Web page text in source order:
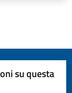
su questa